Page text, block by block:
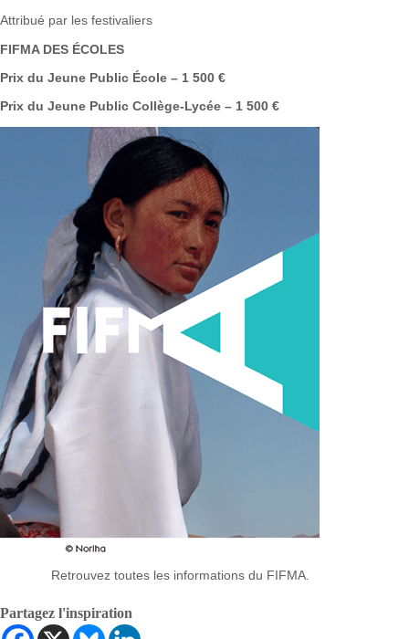
Attribué par les festivaliers
FIFMA DES ÉCOLES
Prix du Jeune Public École – 1 500 €
Prix du Jeune Public Collège-Lycée – 1 500 €
Retrouvez toutes les informations du FIFMA.
Partagez l'inspiration